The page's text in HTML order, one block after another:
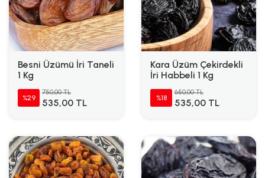
Besni Üzümü İri Taneli
1 Kg
%29
750,00 TL
535,00 TL
Kara Üzüm Çekirdekli
İri Habbeli 1 Kg
%18
650,00 TL
535,00 TL